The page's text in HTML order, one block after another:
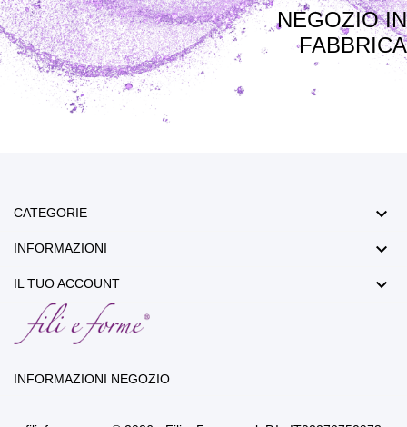
NEGOZIO IN
FABBRICA
CATEGORIE 
INFORMAZIONI 
IL TUO ACCOUNT 
INFORMAZIONI NEGOZIO